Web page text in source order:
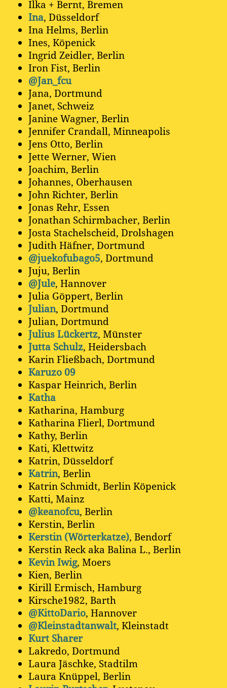
Ilka + Bernt, Bremen
Ina, Düsseldorf
Ina Helms, Berlin
Ines, Köpenick
Ingrid Zeidler, Berlin
Iron Fist, Berlin
@Jan_fcu
Jana, Dortmund
Janet, Schweiz
Janine Wagner, Berlin
Jennifer Crandall, Minneapolis
Jens Otto, Berlin
Jette Werner, Wien
Joachim, Berlin
Johannes, Oberhausen
John Richter, Berlin
Jonas Rehr, Essen
Jonathan Schirmbacher, Berlin
Josta Stachelscheid, Drolshagen
Judith Häfner, Dortmund
@juekofubago5, Dortmund
Juju, Berlin
@Jule, Hannover
Julia Göppert, Berlin
Julian, Dortmund
Julian, Dortmund
Julius Lückertz, Münster
Jutta Schulz, Heidersbach
Karin Fließbach, Dortmund
Karuzo 09
Kaspar Heinrich, Berlin
Katha
Katharina, Hamburg
Katharina Flierl, Dortmund
Kathy, Berlin
Kati, Klettwitz
Katrin, Düsseldorf
Katrin, Berlin
Katrin Schmidt, Berlin Köpenick
Katti, Mainz
@keanofcu, Berlin
Kerstin, Berlin
Kerstin (Wörterkatze), Bendorf
Kerstin Reck aka Balina L., Berlin
Kevin Iwig, Moers
Kien, Berlin
Kirill Ermisch, Hamburg
Kirsche1982, Barth
@KittoDario, Hannover
@Kleinstadtanwalt, Kleinstadt
Kurt Sharer
Lakredo, Dortmund
Laura Jäschke, Stadtilm
Laura Knüppel, Berlin